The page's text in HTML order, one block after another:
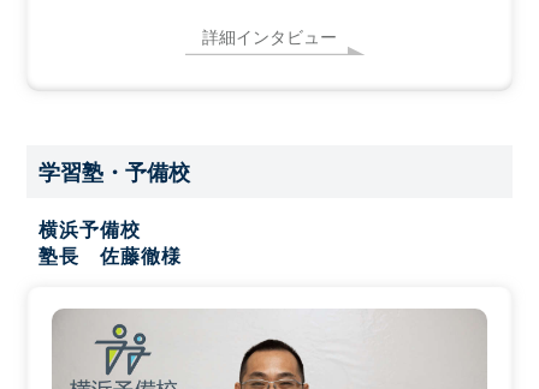
詳細インタビュー
学習塾・予備校
横浜予備校
塾長 佐藤徹様